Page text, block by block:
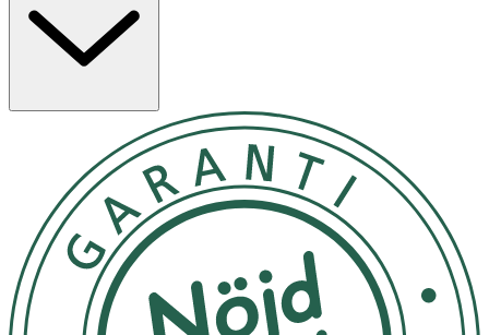
Medicinteknisk produkt. Tillverkaren garanterar genom
CE-märkning att produkten är säker att använda och
- Används som nattrosor, för användning under
nattkläder.
- Används på natten vid behov.
- Förvara på en sval torr plats under 50 grader.
Material